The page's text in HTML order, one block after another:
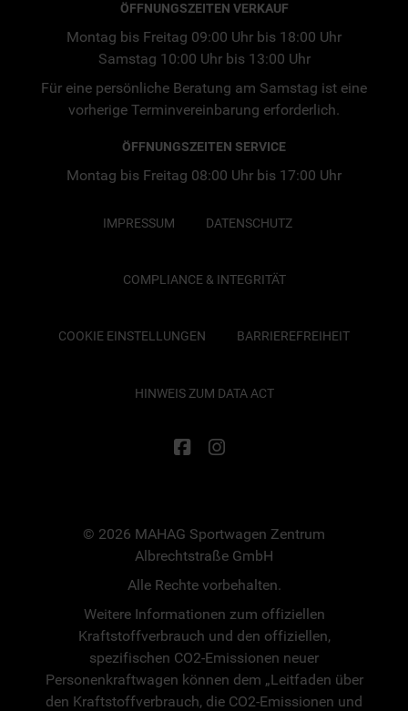
ÖFFNUNGSZEITEN VERKAUF
Montag bis Freitag 09:00 Uhr bis 18:00 Uhr
Samstag 10:00 Uhr bis 13:00 Uhr
Für eine persönliche Beratung am Samstag ist eine
vorherige Terminvereinbarung erforderlich.
ÖFFNUNGSZEITEN SERVICE
Montag bis Freitag 08:00 Uhr bis 17:00 Uhr
IMPRESSUM DATENSCHUTZ
COMPLIANCE & INTEGRITÄT
COOKIE EINSTELLUNGEN BARRIEREFREIHEIT
HINWEIS ZUM DATA ACT
© 2026 MAHAG Sportwagen Zentrum
Albrechtstraße GmbH
Alle Rechte vorbehalten.
Weitere Informationen zum offiziellen
Kraftstoffverbrauch und den offiziellen,
spezifischen CO2-Emissionen neuer
Personenkraftwagen können dem „Leitfaden über
den Kraftstoffverbrauch, die CO2-Emissionen und